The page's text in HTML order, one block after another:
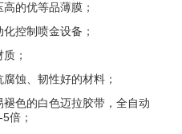
的优等品薄膜；
控制喷金设备；
；
蚀、韧性好的材料；
色的白色迈拉胶带，全自动
倍；